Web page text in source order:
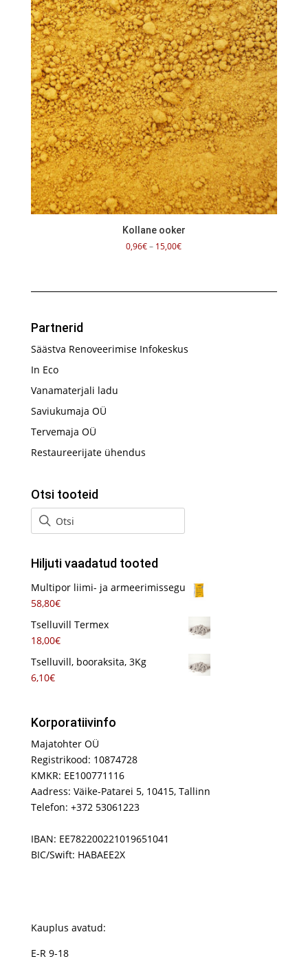
Kollane ooker
0,96€ – 15,00€Hinnavahemik:
Partnerid
Säästva Renoveerimise Infokeskus
In Eco
Vanamaterjali ladu
Saviukumaja OÜ
Tervemaja OÜ
Restaureerijate ühendus
Otsi tooteid
Hiljuti vaadatud tooted
Multipor liimi- ja armeerimissegu
58,80€
Tselluvill Termex
18,00€
Tselluvill, booraksita, 3Kg
6,10€
Korporatiivinfo
Majatohter OÜ
Registrikood: 10874728
KMKR: EE100771116
Aadress: Väike-Patarei 5, 10415, Tallinn
Telefon: +372 53061223
IBAN: EE782200221019651041
BIC/Swift: HABAEE2X
Kauplus avatud:
E-R 9-18